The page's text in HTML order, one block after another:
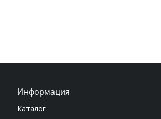
Информация
Каталог